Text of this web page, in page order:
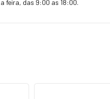
feira, das 9:00 as 18:00.